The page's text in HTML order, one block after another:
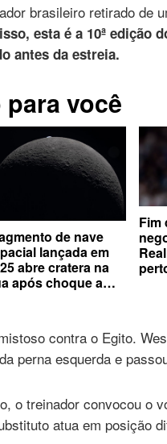
brasileiro retirado de
esta é a 10ª edição
antes da estreia.
você
de nave
lançada em
abre cratera na
após choque a
Fim
contra o Egito.
perna esquerda e
o treinador convocou o
atua em posição